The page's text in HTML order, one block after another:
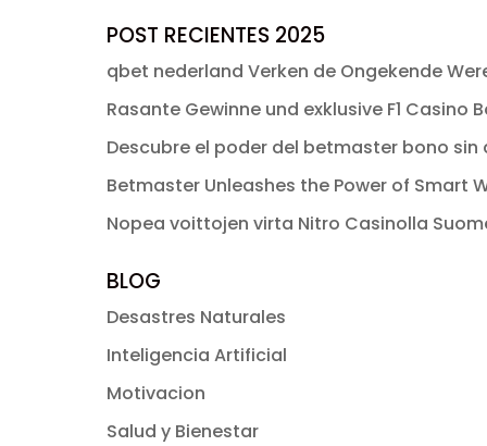
original
era:
actual
es:
POST RECIENTES 2025
qbet nederland Verken de Ongekende
Rasante Gewinne und exklusive F1 Casino
Descubre el poder del betmaster bono
Betmaster Unleashes the Power of Smart
Nopea voittojen virta Nitro Casinolla
BLOG
Desastres Naturales
Inteligencia Artificial
Motivacion
Salud y Bienestar